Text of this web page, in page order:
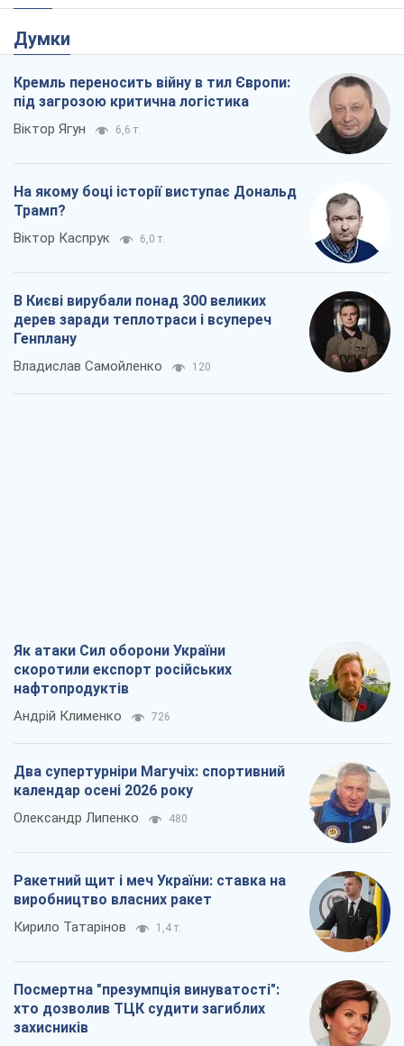
Думки
Кремль переносить війну в тил Європи:
під загрозою критична логістика
Віктор Ягун 6,6 т.
На якому боці історії виступає Дональд
Трамп?
Віктор Каспрук 6,0 т.
В Києві вирубали понад 300 великих
дерев заради теплотраси і всупереч
Генплану
Владислав Самойленко 120
Як атаки Сил оборони України
скоротили експорт російських
нафтопродуктів
Андрій Клименко 726
Два супертурніри Магучіх: спортивний
календар осені 2026 року
Олександр Липенко 480
Ракетний щит і меч України: ставка на
виробництво власних ракет
Кирило Татарінов 1,4 т.
Посмертна "презумпція винуватості":
хто дозволив ТЦК судити загиблих
захисників